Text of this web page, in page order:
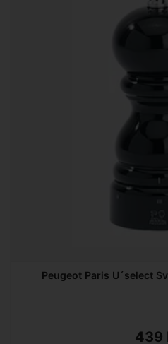
Peugeot Paris U´select
439